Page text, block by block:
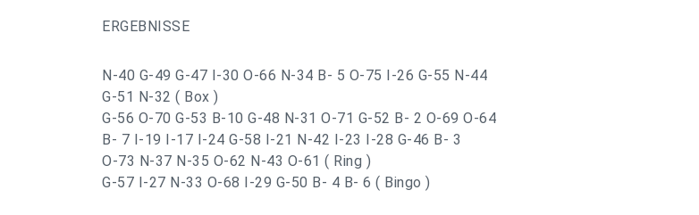
ERGEBNISSE
N-40 G-49 G-47 I-30 O-66 N-34 B- 5 O-75 I-26 G-55 N-44
G-51 N-32 ( Box )
G-56 O-70 G-53 B-10 G-48 N-31 O-71 G-52 B- 2 O-69 O-64
B- 7 I-19 I-17 I-24 G-58 I-21 N-42 I-23 I-28 G-46 B- 3
O-73 N-37 N-35 O-62 N-43 O-61 ( Ring )
G-57 I-27 N-33 O-68 I-29 G-50 B- 4 B- 6 ( Bingo )